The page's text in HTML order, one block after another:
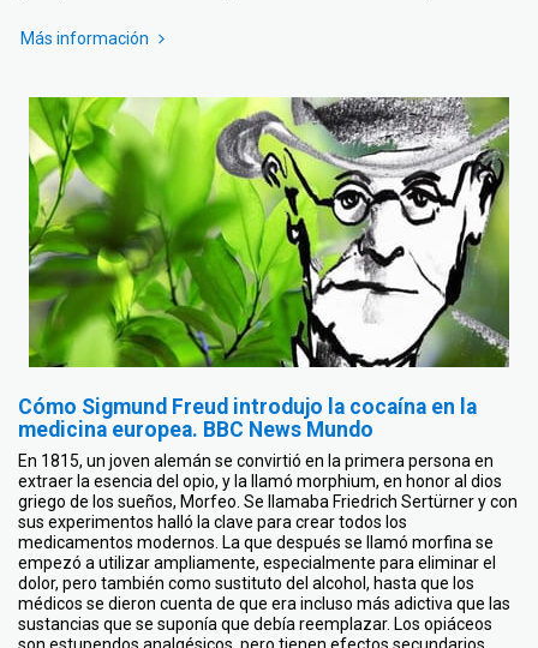
Más información
Cómo Sigmund Freud introdujo la cocaína en la
medicina europea. BBC News Mundo
En 1815, un joven alemán se convirtió en la primera persona en
extraer la esencia del opio, y la llamó morphium, en honor al dios
griego de los sueños, Morfeo. Se llamaba Friedrich Sertürner y con
sus experimentos halló la clave para crear todos los
medicamentos modernos. La que después se llamó morfina se
empezó a utilizar ampliamente, especialmente para eliminar el
dolor, pero también como sustituto del alcohol, hasta que los
médicos se dieron cuenta de que era incluso más adictiva que las
sustancias que se suponía que debía reemplazar. Los opiáceos